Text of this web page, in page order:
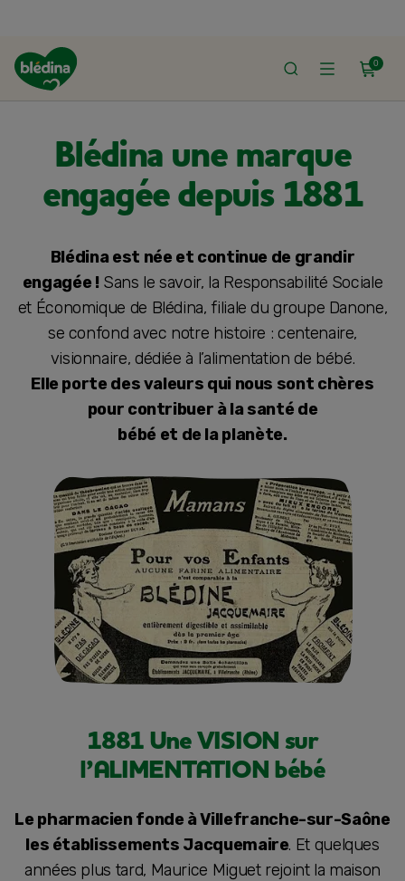
0
ACCUEIL
Blédina une marque
engagée depuis 1881
Blédina est née et continue de grandir
engagée ! Sans le savoir, la Responsabilité Sociale
et Économique de Blédina, filiale du groupe Danone,
se confond avec notre histoire : centenaire,
visionnaire, dédiée à l’alimentation de bébé.
Elle porte des valeurs qui nous sont chères
pour contribuer à la santé de
bébé et de la planète.
1881 Une VISION sur
l’ALIMENTATION bébé
Le pharmacien fonde à Villefranche-sur-Saône
les établissements Jacquemaire. Et quelques
années plus tard, Maurice Miguet rejoint la maison